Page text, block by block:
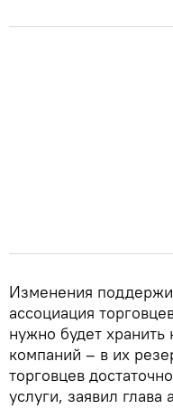
Изменения
ассоциация
нужно будет
компаний – в их
торговцев
услуги, заявил